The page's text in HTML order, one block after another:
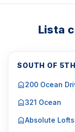
Lista
SOUTH OF
200 Ocean
321 Ocean
Absolute Lofts